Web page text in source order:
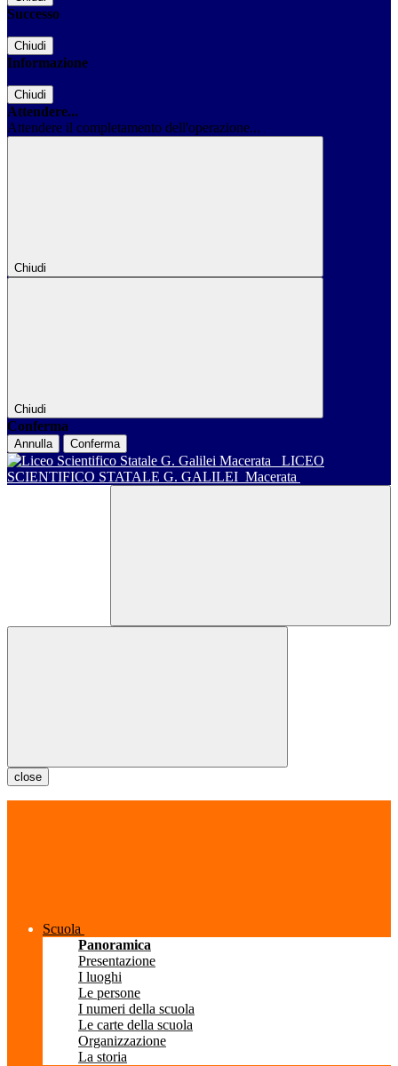
Successo
Chiudi
Informazione
Chiudi
Attendere...
Attendere il completamento dell'operazione...
Chiudi
Chiudi
Conferma
Annulla Conferma
LICEO
SCIENTIFICO STATALE G. GALILEI Macerata
close
Scuola
Panoramica
Presentazione
I luoghi
Le persone
I numeri della scuola
Le carte della scuola
Organizzazione
La storia